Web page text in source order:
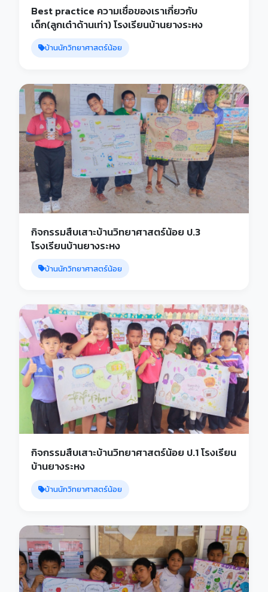
Best practice ความเชื่อของเราเกี่ยวกับ
เด็ก(ลูกเต๋าด้านเท่า) โรงเรียนบ้านยางระหง
บ้านนักวิทยาศาสตร์น้อย
กิจกรรมสืบเสาะบ้านวิทยาศาสตร์น้อย ป.3
โรงเรียนบ้านยางระหง
บ้านนักวิทยาศาสตร์น้อย
กิจกรรมสืบเสาะบ้านวิทยาศาสตร์น้อย ป.1 โรงเรียน
บ้านยางระหง
บ้านนักวิทยาศาสตร์น้อย